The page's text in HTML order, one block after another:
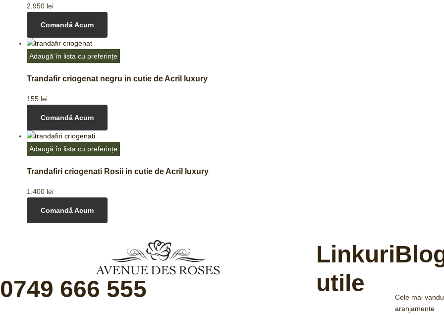
2.950 lei
Comandă Acum
Adaugă în lista cu preferințe
Trandafir criogenat negru in cutie de Acril luxury
155 lei
Comandă Acum
Adaugă în lista cu preferințe
Trandafiri criogenati Rosii in cutie de Acril luxury
1.400 lei
Comandă Acum
0749 666 555
Linkuri
utile
Cele mai
aranjamente